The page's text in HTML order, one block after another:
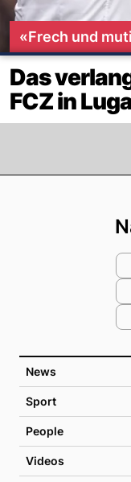
«Frech und
Das
FCZ in
News
Sport
People
Videos